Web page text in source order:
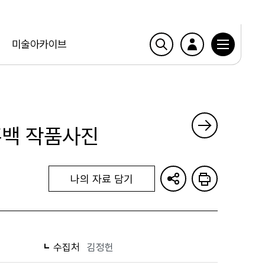
미술아카이브
작품사진
나의 자료 담기
수집처 김정헌